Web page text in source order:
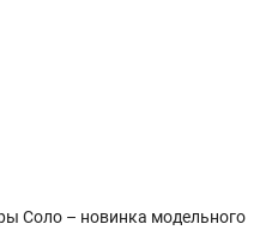
Соло – новинка модельного